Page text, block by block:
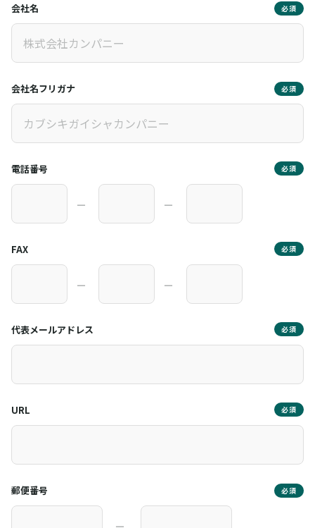
会社名 必須
会社名フリガナ 必須
電話番号 必須
― ―
FAX 必須
― ―
代表メールアドレス 必須
URL 必須
郵便番号 必須